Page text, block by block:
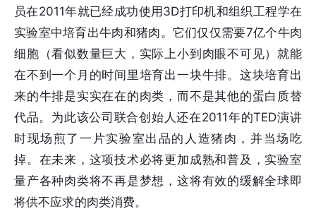
员在2011年就已经成功使用3D打印机和组织工程学在
实验室中培育出牛肉和猪肉。它们仅仅需要7亿个牛肉
细胞（看似数量巨大，实际上小到肉眼不可见）就能
在不到一个月的时间里培育出一块牛排。这块培育出
来的牛排是实实在在的肉类，而不是其他的蛋白质替
代品。为此该公司联合创始人还在2011年的TED演讲
时现场煎了一片实验室出品的人造猪肉，并当场吃
掉。在未来，这项技术必将更加成熟和普及，实验室
量产各种肉类将不再是梦想，这将有效的缓解全球即
将供不应求的肉类消费。